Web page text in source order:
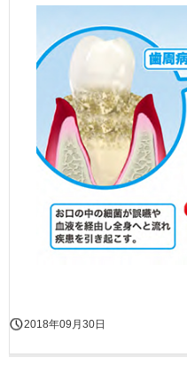
2018年09月30日